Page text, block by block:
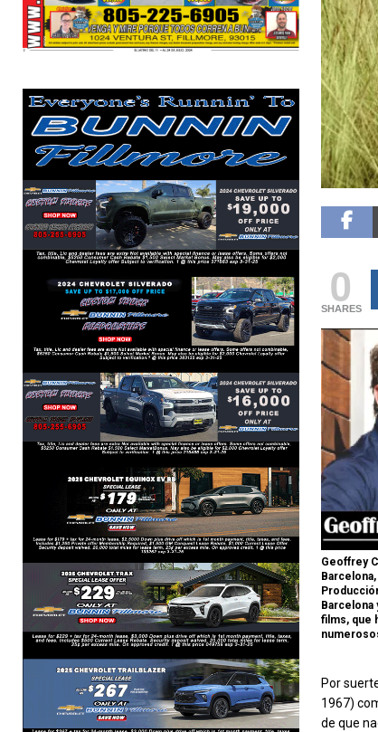
CIENCIA
0
SHARES
Geoffrey
Barcelona
films, que
Por
1967)
de que
La UEFA amenaza con
FIFA por polémico plan de
inversión del Mundial
0SHARESShareTweet Por El Latino
Newsroom La relación entre la UEFA y la
FIFA atraviesa uno de sus momentos
más tensos de los últimos años. La[...]
Los
marcaron
del gol
la afición
VásquezEl Latino
39 días de
actuaciones
algunos de los